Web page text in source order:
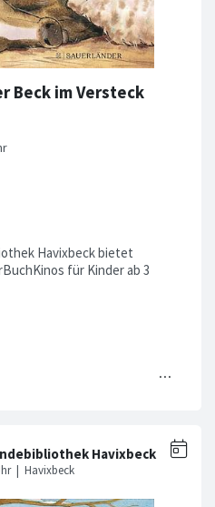
Beck im Versteck
Havixbeck bietet
für Kinder ab 3